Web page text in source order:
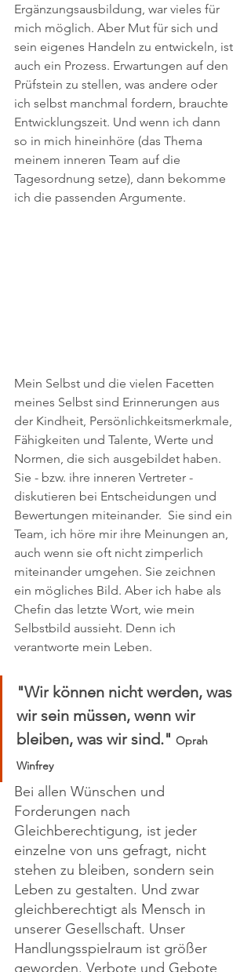
Ergänzungsausbildung, war vieles für
mich möglich. Aber Mut für sich und
sein eigenes Handeln zu entwickeln, ist
auch ein Prozess. Erwartungen auf den
Prüfstein zu stellen, was andere oder
ich selbst manchmal fordern, brauchte
Entwicklungszeit. Und wenn ich dann
so in mich hineinhöre (das Thema
meinem inneren Team auf die
Tagesordnung setze), dann bekomme
ich die passenden Argumente.
Mein Selbst und die vielen Facetten
meines Selbst sind Erinnerungen aus
der Kindheit, Persönlichkeitsmerkmale,
Fähigkeiten und Talente, Werte und
Normen, die sich ausgebildet haben.
Sie - bzw. ihre inneren Vertreter -
diskutieren bei Entscheidungen und
Bewertungen miteinander.  Sie sind ein
Team, ich höre mir ihre Meinungen an,
auch wenn sie oft nicht zimperlich
miteinander umgehen. Sie zeichnen
ein mögliches Bild. Aber ich habe als
Chefin das letzte Wort, wie mein
Selbstbild aussieht. Denn ich
verantworte mein Leben.
"Wir können nicht werden, was
wir sein müssen, wenn wir
bleiben, was wir sind." Oprah
Winfrey
Bei allen Wünschen und
Forderungen nach
Gleichberechtigung, ist jeder
einzelne von uns gefragt, nicht
stehen zu bleiben, sondern sein
Leben zu gestalten. Und zwar
gleichberechtigt als Mensch in
unserer Gesellschaft. Unser
Handlungsspielraum ist größer
geworden. Verbote und Gebote